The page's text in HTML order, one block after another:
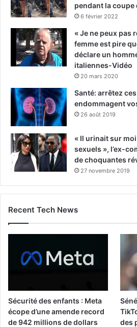
pendant la coupe
6 février 2022
« Je ne peux pas
femme est pire
déclare un
italiennes-Vidéo
20 mars 2020
Santé: arrêtez
endommagent
26 août 2019
« Il urinait sur
sexuels », l’ex-
de choquantes
27 novembre 2019
Recent Tech News
Sécurité des enfants : Meta
écope d’une amende record
de 942 millions de dollars
des